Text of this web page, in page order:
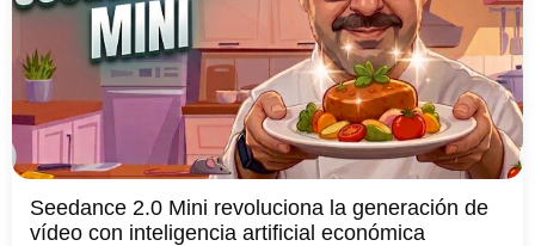
Seedance 2.0 Mini revoluciona la generación de
vídeo con inteligencia artificial económica